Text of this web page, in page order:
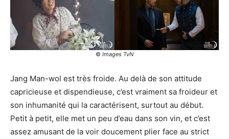
© Images TvN
Jang Man-wol est très froide. Au delà de son attitude
capricieuse et dispendieuse, c’est vraiment sa froideur et
son inhumanité qui la caractérisent, surtout au début.
Petit à petit, elle met un peu d’eau dans son vin, et c’est
assez amusant de la voir doucement plier face au strict